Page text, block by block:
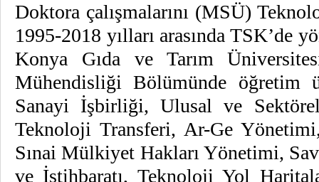
Doktora çalışmalarını (MSÜ)
1995-2018 yılları arasında TSK’de
Konya Gıda ve Tarım
Mühendisliği Bölümünde
Sanayi İşbirliği, Ulusal ve
Teknoloji Transferi, Ar-Ge
Sınai Mülkiyet Hakları Yönetimi,
ve İstihbaratı, Teknoloji Yol